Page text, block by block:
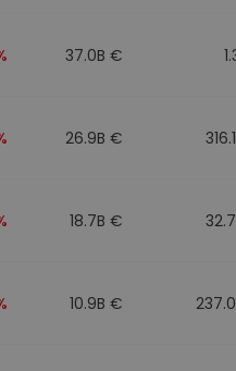
37.0B €
26.9B €
18.7B €
10.9B €